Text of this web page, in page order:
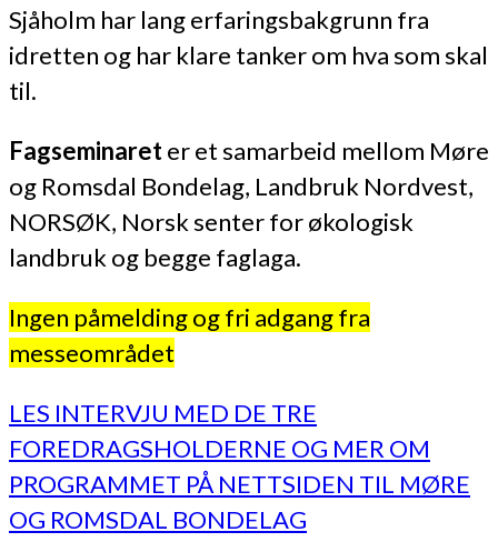
Sjåholm har lang erfaringsbakgrunn fra
idretten og har klare tanker om hva som skal
til.
Fagseminareter et samarbeid mellom Møre
og Romsdal Bondelag, Landbruk Nordvest,
NORSØK, Norsk senter for økologisk
landbruk og begge faglaga.
Ingen påmelding og fri adgang fra
messeområdet
LES INTERVJU MED DE TRE
FOREDRAGSHOLDERNE OG MER OM
PROGRAMMET PÅ NETTSIDEN TIL MØRE
OG ROMSDAL BONDELAG